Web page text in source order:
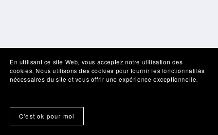
En utilisant ce site Web, vous acceptez notre utilisation des
cookies. Nous utilisons des cookies pour fournir les fonctionnalités
nécessaires du site et vous offrir une expérience exceptionnelle.
C'est ok pour moi